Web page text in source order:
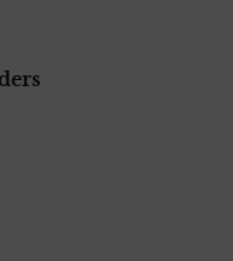
looks; wij laten je